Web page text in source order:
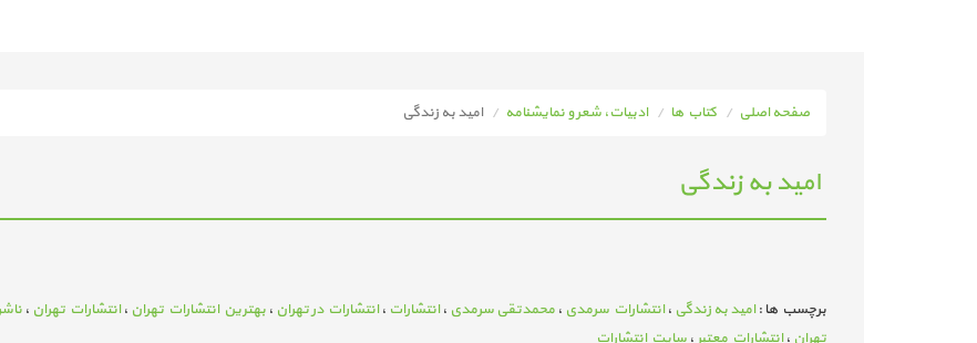
صفحه اصلی کتاب ها ادبیات، شعر و نمایشنامه امید به زندگی
امید به زندگی
برچسب ها :امید به زندگی ،انتشارات سرمدی ،محمدتقی سرمدی ،انتشارات ،انتشارات در تهران ،بهترین انتشارات تهران ،انتشارات تهران ،